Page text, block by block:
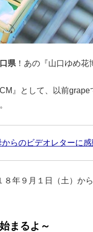
県 ！あの『山口ゆめ花
』として、以前
からのビデオレターに
８年９月１日（土）か
まるよ～